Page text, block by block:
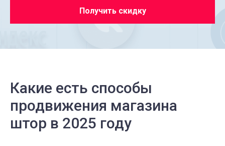
Получить скидку
Какие есть способы
продвижения магазина
штор в 2025 году